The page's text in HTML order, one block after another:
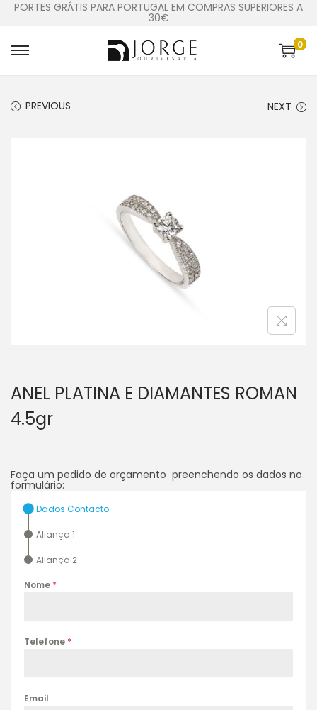
PORTES GRÁTIS PARA PORTUGAL EM COMPRAS SUPERIORES A
30€
0
PREVIOUS NEXT
ANEL PLATINA E DIAMANTES ROMAN
4.5gr
Faça um pedido de orçamento preenchendo os dados no
formulário:
Dados Contacto
Aliança 1
Aliança 2
Nome *
Telefone *
Email